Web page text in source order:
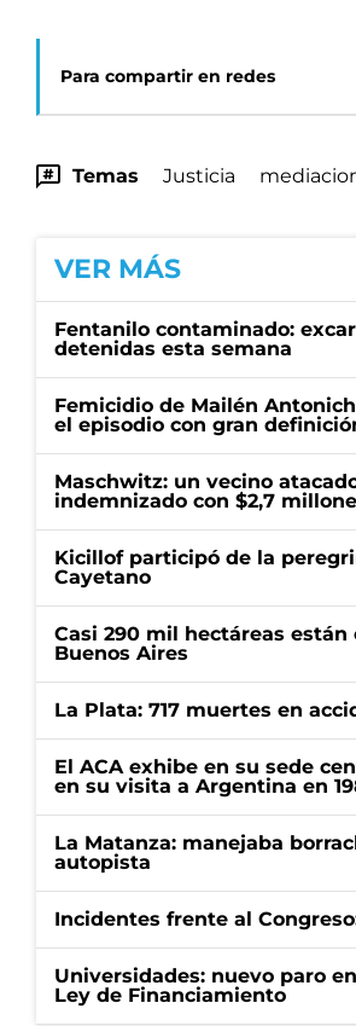
Para compartir en redes
Temas Justicia
VER MÁS
Fentanilo contaminado:
detenidas esta semana
Femicidio de Mailén
el episodio con gran
Maschwitz: un vecino
indemnizado con $2,7
Kicillof participó de la
Cayetano
Casi 290 mil hectáreas
Buenos Aires
La Plata: 717 muertes en
El ACA exhibe en su sede
en su visita a Argentina en
La Matanza: manejaba
autopista
Incidentes frente al
Universidades: nuevo paro
Ley de Financiamiento